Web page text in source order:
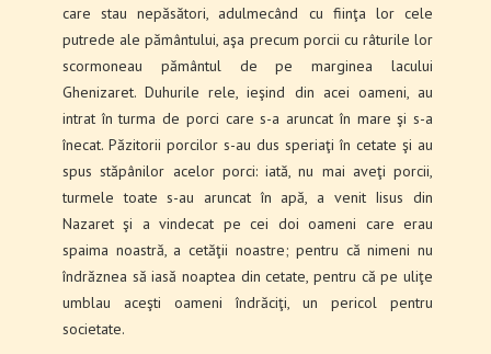
care stau nepăsători, adulmecând cu fiinţa lor cele
putrede ale pământului, aşa precum porcii cu râturile lor
scormoneau pământul de pe marginea lacului
Ghenizaret. Duhurile rele, ieşind din acei oameni, au
intrat în turma de porci care s-a aruncat în mare şi s-a
înecat. Păzitorii porcilor s-au dus speriaţi în cetate şi au
spus stăpânilor acelor porci: iată, nu mai aveţi porcii,
turmele toate s-au aruncat în apă, a venit Iisus din
Nazaret şi a vindecat pe cei doi oameni care erau
spaima noastră, a cetăţii noastre; pentru că nimeni nu
îndrăznea să iasă noaptea din cetate, pentru că pe uliţe
umblau aceşti oameni îndrăciţi, un pericol pentru
societate.